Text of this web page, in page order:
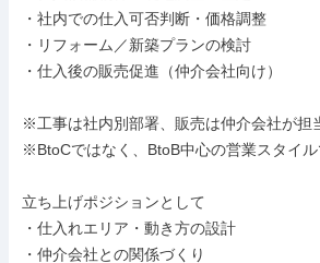
・社内での仕入可否判断・価格調整
・リフォーム／新築プランの検討
・仕入後の販売促進（仲介会社向け）
※工事は社内別部署、販売は仲介会社が担
※BtoCではなく、BtoB中心の営業スタイル
立ち上げポジションとして
・仕入れエリア・動き方の設計
・仲介会社との関係づくり